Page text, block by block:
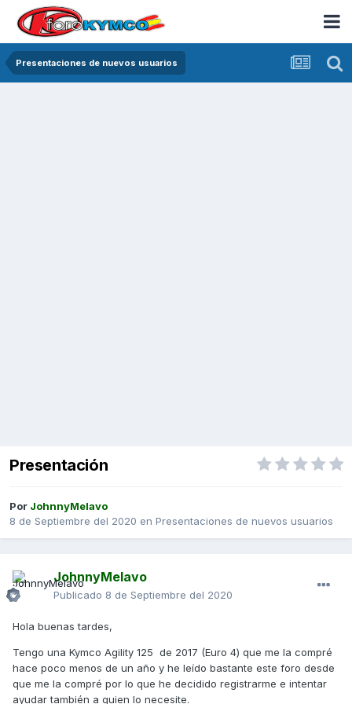
Presentaciones de nuevos usuarios
Presentación
Por JohnnyMelavo
8 de Septiembre del 2020 en Presentaciones de nuevos usuarios
JohnnyMelavo
Publicado 8 de Septiembre del 2020
Hola buenas tardes,
Tengo una Kymco Agility 125 de 2017 (Euro 4) que me la compré
hace poco menos de un año y he leído bastante este foro desde
que me la compré por lo que he decidido registrarme e intentar
ayudar también a quien lo necesite.